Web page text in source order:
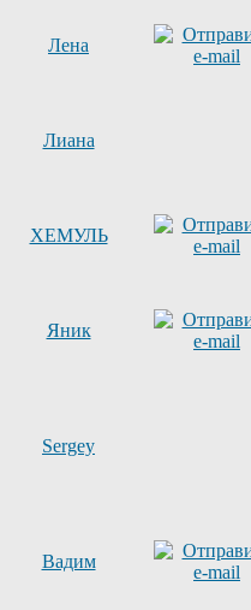
Лена
Лиана
ХЕМУЛЬ
Яник
Sergey
Вадим